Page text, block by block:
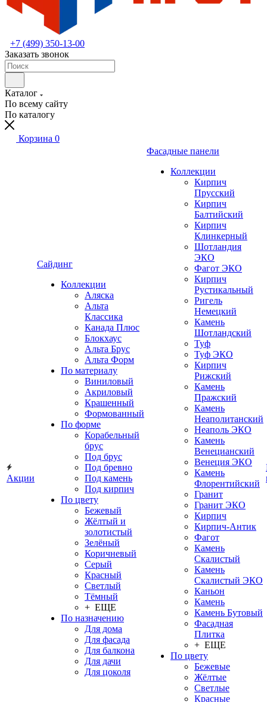
+7 (499) 350-13-00
Заказать звонок
Каталог
По всему сайту
По каталогу
Корзина 0
Акции
Сайдинг
Коллекции
Аляска
Альта
Классика
Канада Плюс
Блокхаус
Альта Брус
Альта Форм
По материалу
Виниловый
Акриловый
Крашенный
Формованный
По форме
Корабельный
брус
Под брус
Под бревно
Под камень
Под кирпич
По цвету
Бежевый
Жёлтый и
золотистый
Зелёный
Коричневый
Серый
Красный
Светлый
Тёмный
+ ЕЩЕ
По назначению
Для дома
Для фасада
Для балкона
Для дачи
Для цоколя
Фасадные панели
Коллекции
Кирпич
Прусский
Кирпич
Балтийский
Кирпич
Клинкерный
Шотландия
ЭКО
Фагот ЭКО
Кирпич
Рустикальный
Ригель
Немецкий
Камень
Шотландский
Туф
Туф ЭКО
Кирпич
Рижский
Камень
Пражский
Камень
Неаполитанский
Неаполь ЭКО
Камень
Венецианский
Венеция ЭКО
Камень
Флорентийский
Гранит
Гранит ЭКО
Кирпич
Кирпич-Антик
Фагот
Камень
Скалистый
Камень
Скалистый ЭКО
Каньон
Камень
Камень Бутовый
Фасадная
Плитка
+ ЕЩЕ
По цвету
Бежевые
Жёлтые
Светлые
Красные